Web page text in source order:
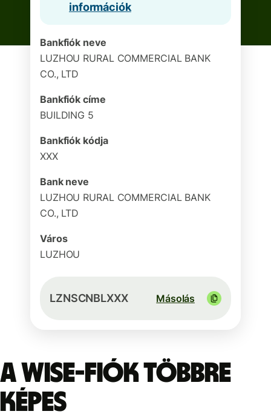
információk
Bankfiók neve
LUZHOU RURAL COMMERCIAL BANK
CO., LTD
Bankfiók címe
BUILDING 5
Bankfiók kódja
XXX
Bank neve
LUZHOU RURAL COMMERCIAL BANK
CO., LTD
Város
LUZHOU
LZNSCNBLXXX Másolás
A Wise-fiók többre
képes